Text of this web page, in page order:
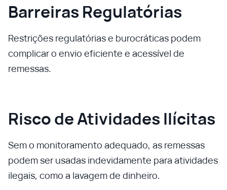
Barreiras Regulatórias
Restrições regulatórias e burocráticas podem
complicar o envio eficiente e acessível de
remessas.
Risco de Atividades Ilícitas
Sem o monitoramento adequado, as remessas
podem ser usadas indevidamente para atividades
ilegais, como a lavagem de dinheiro.